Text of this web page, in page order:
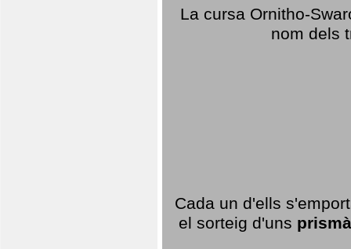
La cursa Ornitho-
nom dels
Cada un d'ells
el sorteig d'uns